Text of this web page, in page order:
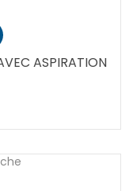
ASPIRATION